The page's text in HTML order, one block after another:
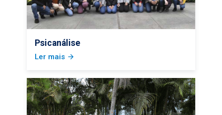
Psicanálise
Ler mais arrow_forward